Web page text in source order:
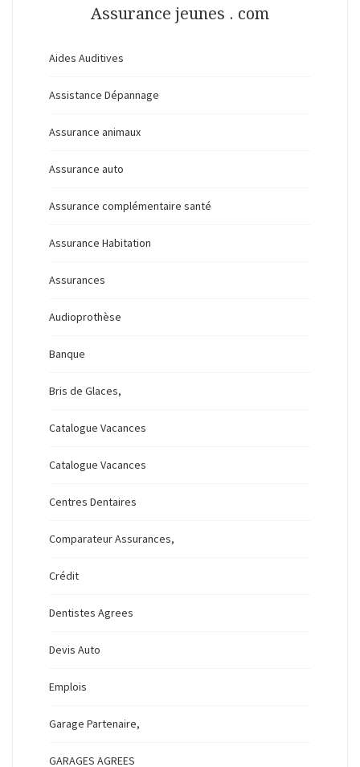
Assurance jeunes . com
Aides Auditives
Assistance Dépannage
Assurance animaux
Assurance auto
Assurance complémentaire santé
Assurance Habitation
Assurances
Audioprothèse
Banque
Bris de Glaces,
Catalogue Vacances
Catalogue Vacances
Centres Dentaires
Comparateur Assurances,
Crédit
Dentistes Agrees
Devis Auto
Emplois
Garage Partenaire,
GARAGES AGREES